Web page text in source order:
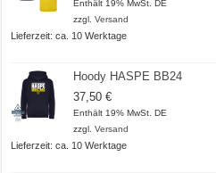
Enthält 19% MwSt. DE
zzgl.Versand
Lieferzeit: ca. 10 Werktage
Hoody HASPE BB24
37,50€
Enthält 19% MwSt. DE
zzgl.Versand
Lieferzeit: ca. 10 Werktage